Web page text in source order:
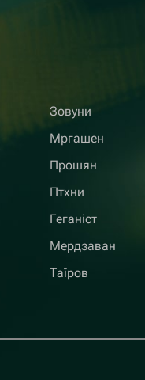
Зовуни
Мргашен
Прошян
Птхни
Геганіст
Мердзаван
Таїров